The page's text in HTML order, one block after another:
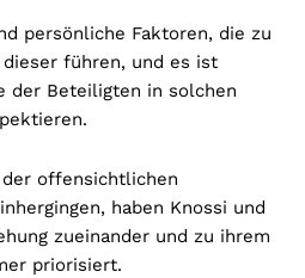
persönliche Faktoren, die zu
führen, und es ist
der Beteiligten in solchen
offensichtlichen
haben Knossi und
zueinander und zu ihrem
priorisiert.